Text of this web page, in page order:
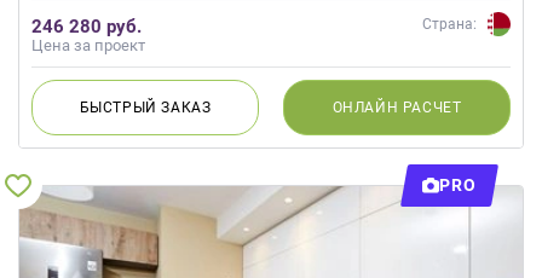
246 280 руб.
Цена за проект
Страна:
БЫСТРЫЙЗАКАЗ ОНЛАЙН РАСЧЕТ
PRO